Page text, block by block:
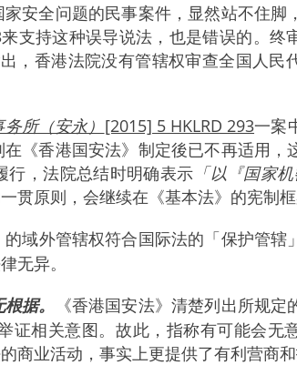
安全问题的民事案件，显然站不住脚
来支持这种误导说法，也是错误的。终
，香港法院没有管辖权审查全国人民
所（安永） [2015] 5 HKLRD 293一案
《香港国安法》制定後已不再适用，
行，法院总结时明确表示 「以『国家
贯原则，会继续在《基本法》的宪制框
的域外管辖权符合国际法的「保护管辖
无异。
据。
《香港国安法》清楚列出所规定
证相关意图。故此，指称有可能会无
业活动，事实上更提供了有利营商和